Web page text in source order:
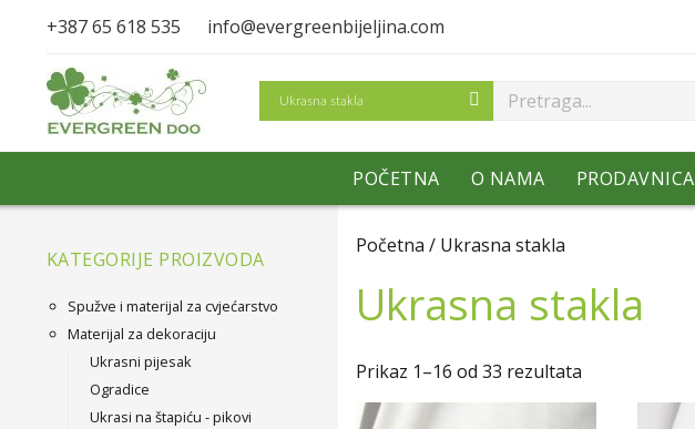
+387 65 618 535 info@evergreenbijeljina.com
Search
POČETNA O NAMA PRODAVNICA
Početna / Ukrasna stakla
Ukrasna stakla
Prikaz 1–16 od 33 rezultata
by
KATEGORIJE PROIZVODA
Spužve i materijal za cvjećarstvo
Materijal za dekoraciju
Ukrasni pijesak
Ogradice
Ukrasi na štapiću - pikovi